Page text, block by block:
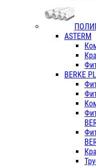
ASTERM
BERKE